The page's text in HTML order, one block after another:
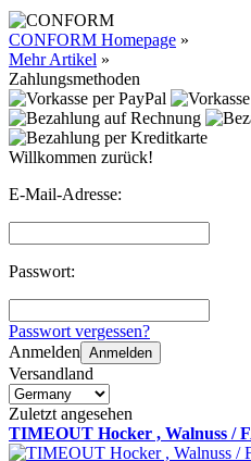
CONFORM Homepage »
Mehr Artikel »
Zahlungsmethoden
Willkommen zurück!
E-Mail-Adresse:
Passwort:
Passwort vergessen?
Anmelden Anmelden
Versandland
Zuletzt angesehen
TIMEOUT Hocker , Walnuss /